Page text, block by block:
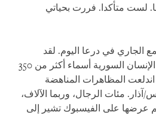
لست متأكدا. فررت بحياتي
الجاري في درعا اليوم. لقد
حصرت مجموعات حقوق الإنسان السورية أسماء أكثر من 350
اندلعت المظاهرات المناهضة
مئات الرجال، وربما الآلاف،
عرضها على الفيسبوك تشير إلى